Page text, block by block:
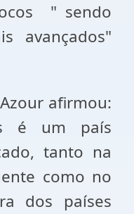
" sendo
avançados"
afirmou:
é um país
tanto na
como no
dos países